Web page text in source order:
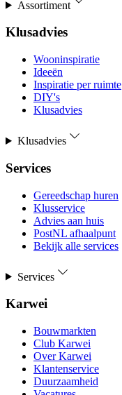
Assortiment
Klusadvies
Wooninspiratie
Ideeën
Inspiratie per ruimte
DIY's
Klusadvies
Klusadvies
Services
Gereedschap huren
Klusservice
Advies aan huis
PostNL afhaalpunt
Bekijk alle services
Services
Karwei
Bouwmarkten
Club Karwei
Over Karwei
Klantenservice
Duurzaamheid